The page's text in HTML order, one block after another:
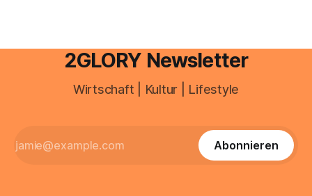
2GLORY Newsletter
Wirtschaft | Kultur | Lifestyle
Abonnieren